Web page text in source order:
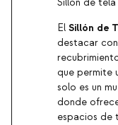
Sillón de
El Sillón de
destacar
que permite
solo es un
donde
espacios de